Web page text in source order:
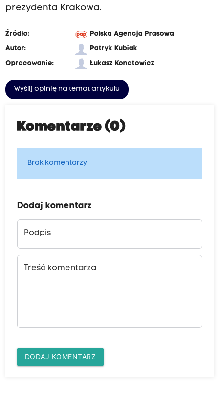
prezydenta Krakowa.
Źródło:
Polska Agencja Prasowa
Autor:
Patryk Kubiak
Opracowanie:
Łukasz Konatowicz
Wyślij opinię na temat artykułu
Komentarze (0)
Brak komentarzy
Dodaj komentarz
Podpis
Treść komentarza
DODAJ KOMENTARZ